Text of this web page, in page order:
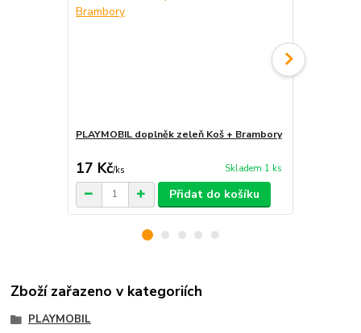
PLAYMOBIL doplněk zeleň Koš + Brambory
17 Kč/ks Skladem 1 ks
Přidat do košíku
Zboží zařazeno v kategoriích
PLAYMOBIL